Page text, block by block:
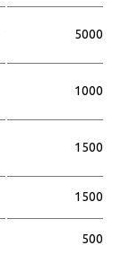
5000
1000
1500
1500
500